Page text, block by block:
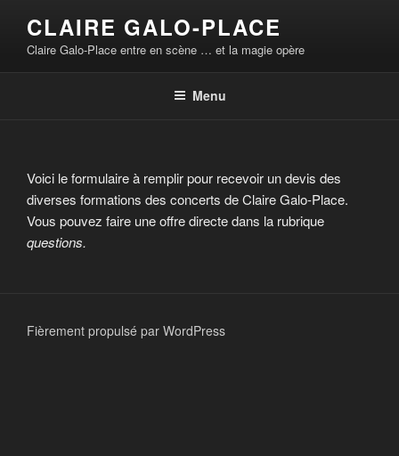
contenu
principal
CLAIRE GALO-PLACE
Claire Galo-Place entre en scène … et la magie opère
Menu
Voici le formulaire à remplir pour recevoir un devis des
diverses formations des concerts de Claire Galo-Place.
Vous pouvez faire une offre directe dans la rubrique
questions.
Fièrement propulsé par WordPress